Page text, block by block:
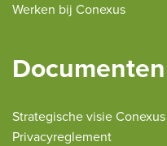
Werken bij Conexus
Documenten
Strategische visie Conexus
Privacyreglement